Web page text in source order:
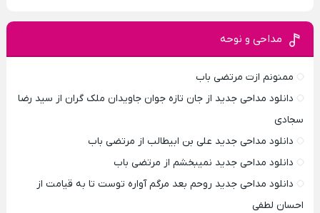
مداحی و نوحه
ممنونم ازت مرتضی باب
دانلود مداحی جدید از جان تازه جوان جاویدان ملک گران از سید رضا
سجادی
دانلود مداحی جدید علی بن ابیطالب از مرتضی باب
دانلود مداحی جدید نمیبخشم از مرتضی باب
دانلود مداحی جدید روحم بعد مرگم آواره توست تا به قیامت از
احسان لطفی